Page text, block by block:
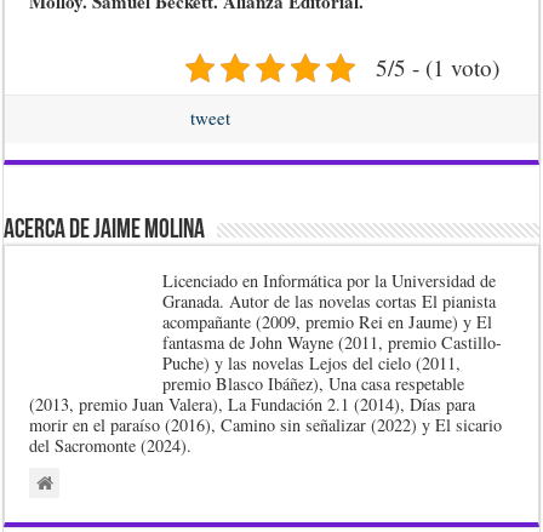
5/5 - (1 voto)
tweet
Acerca de Jaime Molina
Licenciado en Informática por la Universidad de
Granada. Autor de las novelas cortas El pianista
acompañante (2009, premio Rei en Jaume) y El
fantasma de John Wayne (2011, premio Castillo-
Puche) y las novelas Lejos del cielo (2011,
premio Blasco Ibáñez), Una casa respetable
(2013, premio Juan Valera), La Fundación 2.1 (2014), Días para
morir en el paraíso (2016), Camino sin señalizar (2022) y El sicario
del Sacromonte (2024).